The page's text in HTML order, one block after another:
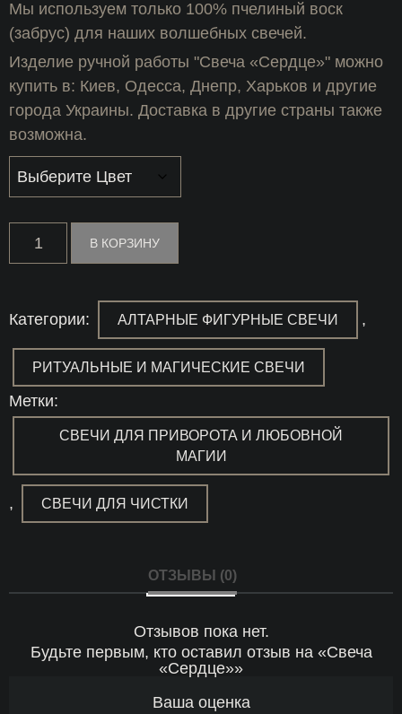
Мы используем только 100% пчелиный воск
(забрус) для наших волшебных свечей.
Изделие ручной работы "Свеча «Сердце»" можно
купить в: Киев, Одесса, Днепр, Харьков и другие
города Украины. Доставка в другие страны также
возможна.
товара
Свеча
В КОРЗИНУ
Категории: АЛТАРНЫЕ ФИГУРНЫЕ СВЕЧИ ,
РИТУАЛЬНЫЕ И МАГИЧЕСКИЕ СВЕЧИ
Метки:
СВЕЧИ ДЛЯ ПРИВОРОТА И ЛЮБОВНОЙ
МАГИИ
, СВЕЧИ ДЛЯ ЧИСТКИ
ОТЗЫВЫ (0)
Отзывов пока нет.
Будьте первым, кто оставил отзыв на «Свеча
«Сердце»»
Ваша оценка